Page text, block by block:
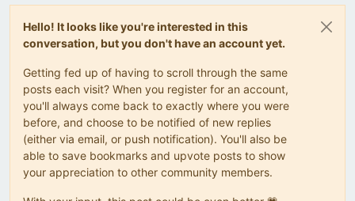
Hello! It looks like you're interested in this
conversation, but you don't have an account yet.
Getting fed up of having to scroll through the same
posts each visit? When you register for an account,
you'll always come back to exactly where you were
before, and choose to be notified of new replies
(either via email, or push notification). You'll also be
able to save bookmarks and upvote posts to show
your appreciation to other community members.